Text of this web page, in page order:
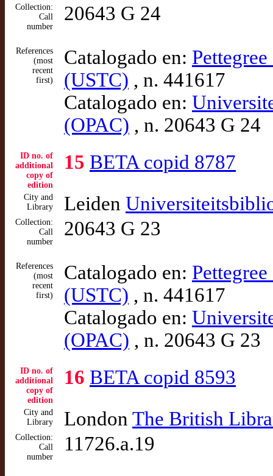
Collection:
Call
number
20643 G 24
References
(most
recent
first)
Catalogado en:
(USTC) , n. 441617
Catalogado en:
(OPAC) , n. 20643 G 24
ID no. of
additional
copy of
edition
15 BETA copid 8787
City and
Library
Leiden
Collection:
Call
number
20643 G 23
References
(most
recent
first)
Catalogado en:
(USTC) , n. 441617
Catalogado en:
(OPAC) , n. 20643 G 23
ID no. of
additional
copy of
edition
16 BETA copid 8593
City and
Library
London The British
Collection:
Call
number
11726.a.19